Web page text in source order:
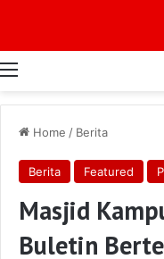
Menu
Home / Berita
Berita Featured
Masjid
Buletin